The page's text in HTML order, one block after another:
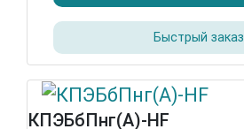
Быстрый заказ
КПЭБбПнг(А)-HF